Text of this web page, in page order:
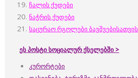
ჩალის ქუდები
ნაჭრის ქუდები
საცურაო რგოლები ბავშვებისათვის
ეს პოსტი სოციალურ ქსელებში >
კურორტები